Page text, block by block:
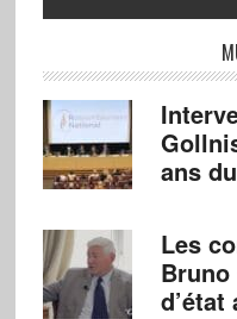
ans
Les